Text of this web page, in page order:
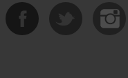
Soirées - Concerts